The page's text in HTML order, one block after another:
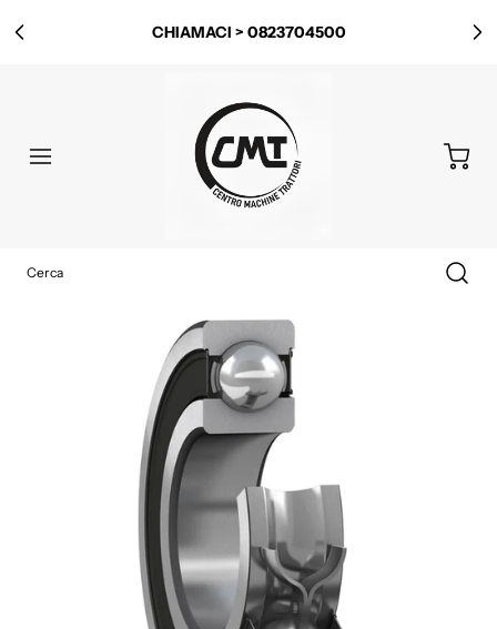
CHIAMACI > 0823704500